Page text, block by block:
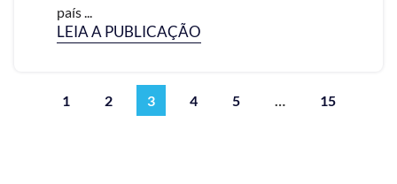
país ...
LEIA A PUBLICAÇÃO
1 2 3 4 5 … 15